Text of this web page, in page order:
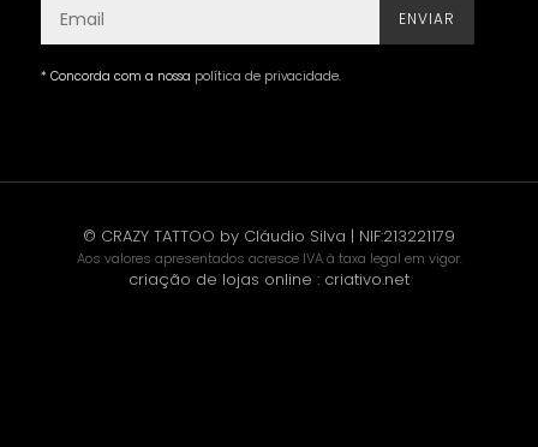
ENVIAR
* Concorda com a nossa política de privacidade.
© CRAZY TATTOO by Cláudio Silva | NIF:213221179
Aos valores apresentados acresce IVA à taxa legal em vigor.
criação de lojas online : criativo.net